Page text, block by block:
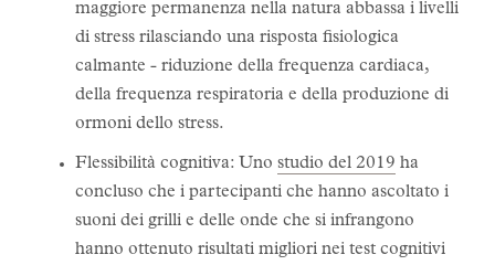
maggiore permanenza nella natura abbassa i livelli
di stress rilasciando una risposta fisiologica
calmante - riduzione della frequenza cardiaca,
della frequenza respiratoria e della produzione di
ormoni dello stress.
Flessibilità cognitiva: Uno studio del 2019 ha
concluso che i partecipanti che hanno ascoltato i
suoni dei grilli e delle onde che si infrangono
hanno ottenuto risultati migliori nei test cognitivi